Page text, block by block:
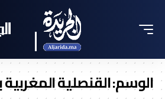
الوسم:القنصلية